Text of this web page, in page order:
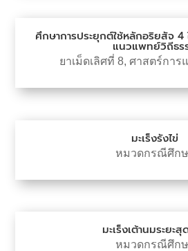
ศึกษาการประยุกต์ใช้หลักอริยสัจ 4
แนวแพทย์วิถีธร
ยาเม็ดเลิศที่ 8, ศาสตร์การ
มะเร็งรังไข่
หมวดกรณีศึก
มะเร็งเต้านมระยะสุ
หมวดกรณีศึก